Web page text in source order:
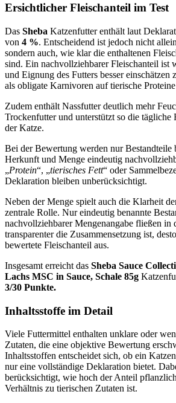
Ersichtlicher Fleischanteil im Test
Das Sheba Katzenfutter enthält laut
von 4 %. Entscheidend ist jedoch nicht
sondern auch, wie klar die enthaltenen
sind. Ein nachvollziehbarer Fleischanteil ist
und Eignung des Futters besser einschätzen
als obligate Karnivoren auf tierische
Zudem enthält Nassfutter deutlich mehr
Trockenfutter und unterstützt so die tägliche
der Katze.
Bei der Bewertung werden nur Bestandteile
Herkunft und Menge eindeutig
„Protein“, „tierisches Fett“ oder
Deklaration bleiben unberücksichtigt.
Neben der Menge spielt auch die Klarheit
zentrale Rolle. Nur eindeutig benannte
nachvollziehbarer Mengenangabe fließen in
transparenter die Zusammensetzung ist,
bewertete Fleischanteil aus.
Insgesamt erreicht das Sheba Sauce
Lachs MSC in Sauce, Schale 85g
3/30 Punkte.
Inhaltsstoffe im Detail
Viele Futtermittel enthalten unklare oder
Zutaten, die eine objektive Bewertung
Inhaltsstoffen entscheidet sich, ob ein
nur eine vollständige Deklaration bietet.
berücksichtigt, wie hoch der Anteil
Verhältnis zu tierischen Zutaten ist.